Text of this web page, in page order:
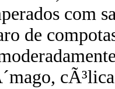
com
de